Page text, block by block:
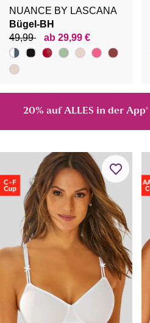
NUANCE BY LASCANA
Bügel-BH
49,99
ab 29,99 €
20% auf ALLES in der App²